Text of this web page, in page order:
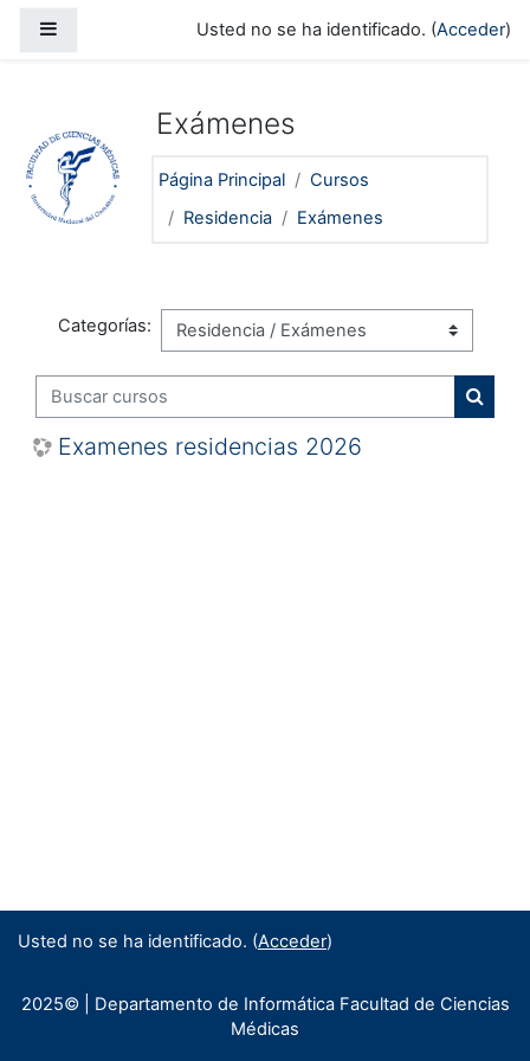
Usted no se ha identificado. (Acceder)
Exámenes
Página Principal
Cursos
Residencia
Exámenes
Categorías:
Buscar cursos
Examenes residencias 2026
Usted no se ha identificado. (Acceder)
2025© | Departamento de Informática Facultad de Ciencias
Médicas